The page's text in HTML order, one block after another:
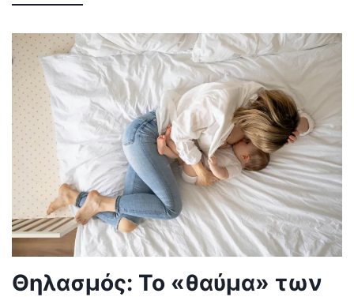
Θηλασμός: Το «θαύμα» των